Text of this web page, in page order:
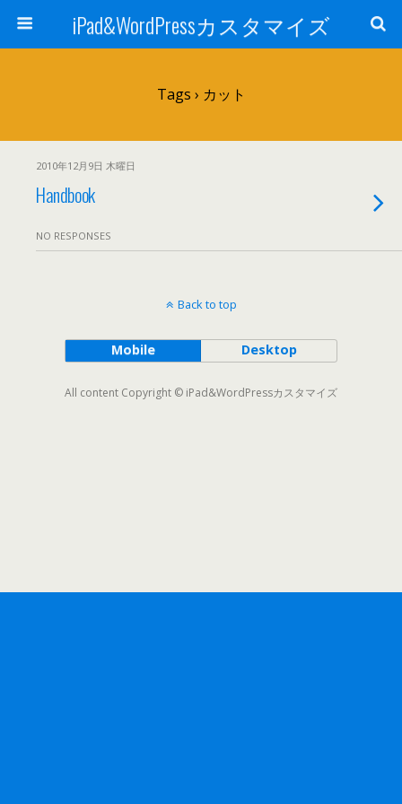
iPad&WordPressカスタマイズ
Tags › カット
2010年12月9日 木曜日
Handbook
NO RESPONSES
Back to top
Mobile Desktop
All content Copyright © iPad&WordPressカスタマイズ